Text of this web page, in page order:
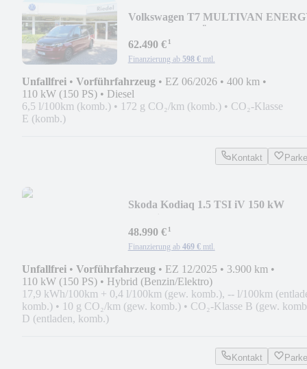
Volkswagen T7 MULTIVAN
62.490 €¹
Finanzierung ab 598 € mtl.
Unfallfrei • Vorführfahrzeug • EZ 06/2026 • 400 km •
110 kW (150 PS) • Diesel
6,5 l/100km (komb.) • 172 g CO₂/km (komb.) • CO₂-Klasse
E (komb.)
Kontakt
Skoda Kodiaq 1.5 TSI iV 150 kW
48.990 €¹
Finanzierung ab 469 € mtl.
Unfallfrei • Vorführfahrzeug • EZ 12/2025 • 3.900 km •
110 kW (150 PS) • Hybrid (Benzin/Elektro)
17,9 kWh/100km + 0,4 l/100km (gew. komb.), -- l/100km
komb.) • 10 g CO₂/km (gew. komb.) • CO₂-Klasse B (gew.
D (entladen, komb.)
Kontakt